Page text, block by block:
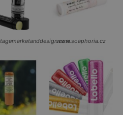
www.soaphoria.cz